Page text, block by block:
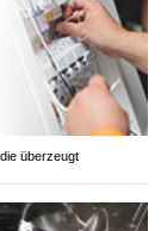
überzeugt